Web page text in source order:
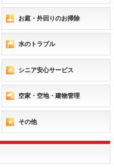
お庭・外回りのお掃除
水のトラブル
シニア安心サービス
空家・空地・建物管理
その他